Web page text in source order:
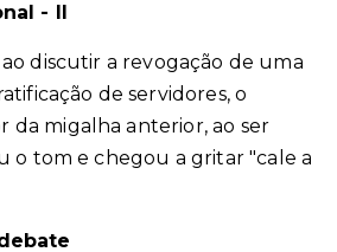
- II
discutir a revogação de uma
de servidores, o
da migalha anterior, ao ser
o tom e chegou a gritar "cale a